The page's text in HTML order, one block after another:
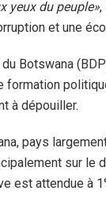
yeux du peuple»,
et une
Botswana
formation
à dépouiller.
pays
sur le
est attendue à